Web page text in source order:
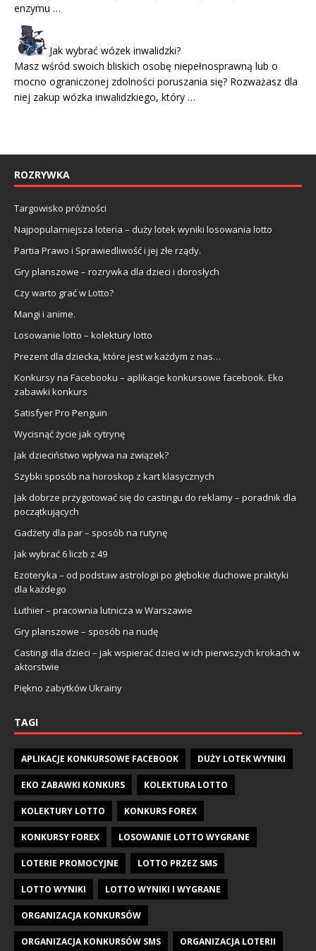
enzymu …
Jak wybrać wózek inwalidzki?
Masz wśród swoich bliskich osobę niepełnosprawną lub o
mocno ograniczonej zdolności poruszania się? Rozważasz dla
niej zakup wózka inwalidzkiego, który …
ROZRYWKA
Targowisko próżności
Najpopularniejsza loteria – duży lotek wyniki losowania lotto
Partia Prawo i Sprawiedliwość i jej złe rządy.
Gry planszowe – rozrywka dla dzieci i dorosłych
Czy warto grać w Lotto?
Mangi i anime.
Losowanie lotto – kolektury lotto
Prezent dla dziecka, które jest w każdym z nas…
Konkursy na Facebooku – aplikacje konkursowe facebook. Eko
zabawki konkurs
Satisfyer Pro Penguin
Wycisnąć życie jak cytrynę
Jak dzieciństwo wpływa na związek?
Szybki sposób na horoskop z kart klasycznych
Jak dobrze przygotować się do castingu do reklamy – poradnik dla
początkujących
Gadżety dla par – sposób na rutynę
Jak wybrać 6 liczb z 49
Ezoteryka – od podstaw astrologii po głębokie duchowe praktyki
dla każdego
Luthier – pracownia lutnicza w Warszawie
Gry planszowe – sposób na nudę
Castingi dla dzieci – jak wspierać dzieci w ich pierwszych krokach w
aktorstwie
Piękno zabytków Ukrainy
TAGI
APLIKACJE KONKURSOWE FACEBOOK DUŻY LOTEK WYNIKI
EKO ZABAWKI KONKURS KOLEKTURA LOTTO
KOLEKTURY LOTTO KONKURS FOREX
KONKURSY FOREX LOSOWANIE LOTTO WYGRANE
LOTERIE PROMOCYJNE LOTTO PRZEZ SMS
LOTTO WYNIKI LOTTO WYNIKI I WYGRANE
ORGANIZACJA KONKURSÓW
ORGANIZACJA KONKURSÓW SMS ORGANIZACJA LOTERII